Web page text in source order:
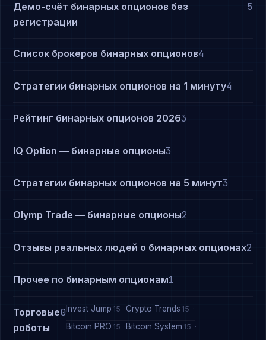
Демо-счёт бинарных опционов без
регистрации
5
Список брокеров бинарных опционов4
Стратегии бинарных опционов на 1 минуту4
Рейтинг бинарных опционов 20263
IQ Option — бинарные опционы3
Стратегии бинарных опционов на 5 минут3
Olymp Trade — бинарные опционы2
Отзывы реальных людей о бинарных опционах2
Прочее по бинарным опционам1
Торговые
роботы
0 Invest Jump 15 Crypto Trends 15
Bitcoin PRO 15 Bitcoin System 15